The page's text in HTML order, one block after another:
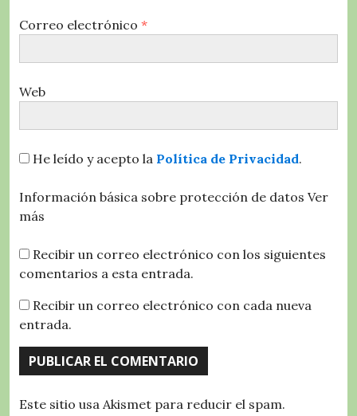
Correo electrónico *
Web
He leído y acepto la Política de Privacidad.
Información básica sobre protección de datos Ver
más
Recibir un correo electrónico con los siguientes
comentarios a esta entrada.
Recibir un correo electrónico con cada nueva
entrada.
Este sitio usa Akismet para reducir el spam.